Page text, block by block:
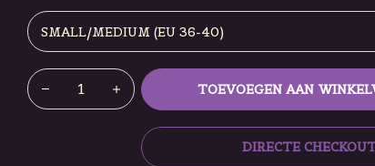
TOEVOEGEN AAN
DIRECTE